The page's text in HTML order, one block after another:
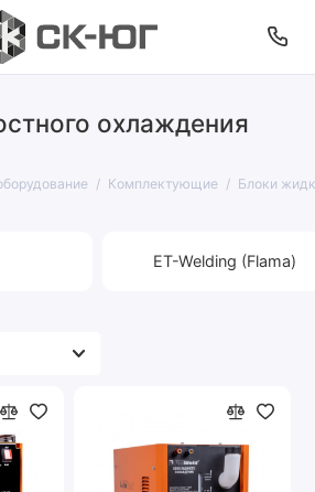
охлаждения
Комплектующие Блоки
ET-Welding (Flama)